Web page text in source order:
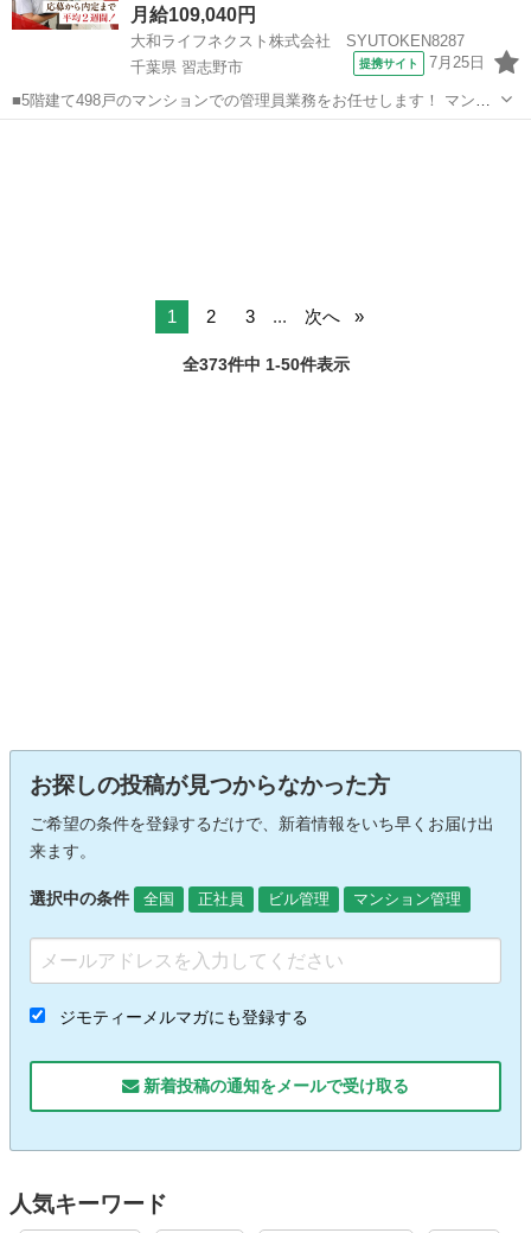
験…
月給109,040円
大和ライフネクスト株式会社 SYUTOKEN8287
千葉県 習志野市
提携サイト 7月25日
■5階建て498戸のマンションでの管理員業務をお任せします！ マンシ
ョンにお住まいの方々の快適な暮らしを支える大切な仕事です。 具体
1 2 3 ... 次へ
全373件中 1-50件表示
お探しの投稿が見つからなかった方
ご希望の条件を登録するだけで、新着情報をいち早くお届け出
来ます。
選択中の条件 全国 正社員 ビル管理 マンション管理
ジモティーメルマガにも登録する
新着投稿の通知をメールで受け取る
人気キーワード